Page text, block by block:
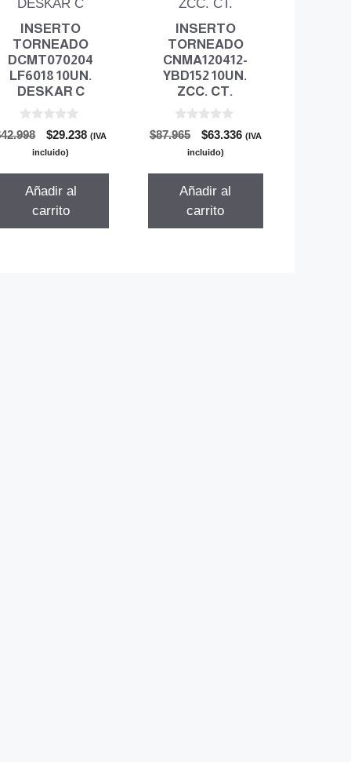
INSERTO
TORNEADO
DCMT070204
LF6018 10UN.
DESKAR C
0
d
42.998
El
precio
era:
$29.238El(IVA
incluido)
Añadir al
carrito
INSERTO
TORNEADO
CNMA120412-
YBD152 10UN.
ZCC. CT.
0
d
$87.965
El
precio
era:
$63.336El(IVA
incluido)
Añadir al
carrito